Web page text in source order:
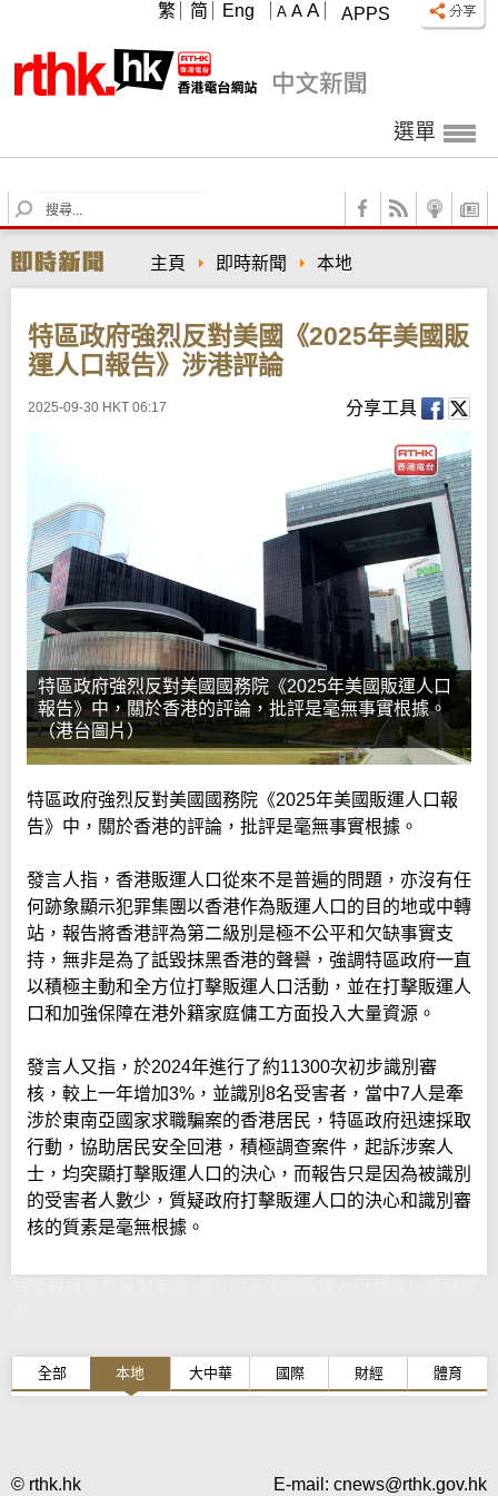
APPS
A A A
繁 简 Eng
選單
S
e
r
c
主頁 即時新聞 本地
特區政府強烈反對美國《2025年美國販
運人口報告》涉港評論
2025-09-30 HKT 06:17 分享工具
特區政府強烈反對美國國務院《2025年美國販運人口
報告》中，關於香港的評論，批評是毫無事實根據。
（港台圖片）
特區政府強烈反對美國國務院《2025年美國販運人口報
告》中，關於香港的評論，批評是毫無事實根據。
發言人指，香港販運人口從來不是普遍的問題，亦沒有任
何跡象顯示犯罪集團以香港作為販運人口的目的地或中轉
站，報告將香港評為第二級別是極不公平和欠缺事實支
持，無非是為了詆毀抹黑香港的聲譽，強調特區政府一直
以積極主動和全方位打擊販運人口活動，並在打擊販運人
口和加強保障在港外籍家庭傭工方面投入大量資源。
發言人又指，於2024年進行了約11300次初步識別審
核，較上一年增加3%，並識別8名受害者，當中7人是牽
涉於東南亞國家求職騙案的香港居民，特區政府迅速採取
行動，協助居民安全回港，積極調查案件，起訴涉案人
士，均突顯打擊販運人口的決心，而報告只是因為被識別
的受害者人數少，質疑政府打擊販運人口的決心和識別審
核的質素是毫無根據。
全部 本地 大中華 國際 財經 體育
© rthk.hk E-mail: cnews@rthk.gov.hk